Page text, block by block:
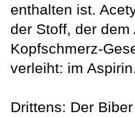
enthalten ist.
der Stoff, der
Kopfschmerz-
verleiht: im Aspirin.
Drittens: Der